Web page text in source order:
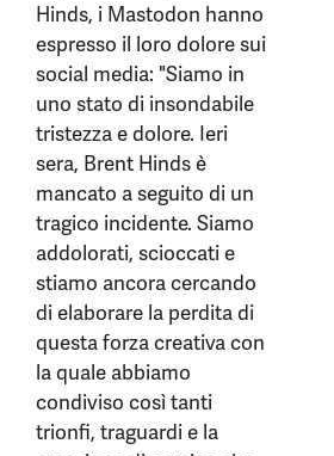
Hinds, i Mastodon hanno
espresso il loro dolore sui
social media: "Siamo in
uno stato di insondabile
tristezza e dolore. Ieri
sera, Brent Hinds è
mancato a seguito di un
tragico incidente. Siamo
addolorati, scioccati e
stiamo ancora cercando
di elaborare la perdita di
questa forza creativa con
la quale abbiamo
condiviso così tanti
trionfi, traguardi e la